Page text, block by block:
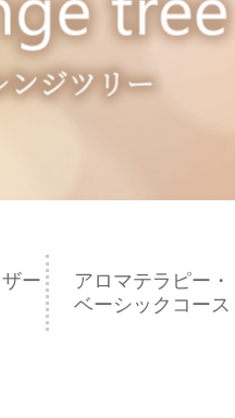
ー
アロマテラピー・
ベーシックコース